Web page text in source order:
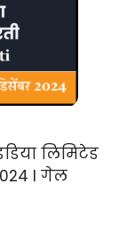
लिमिटेड
I गेल